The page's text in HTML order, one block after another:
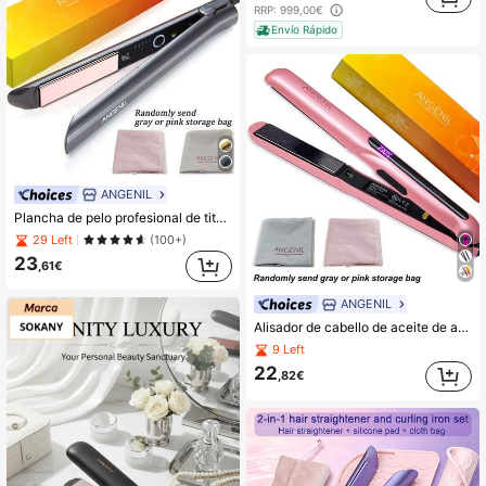
ANGENIL
Plancha de pelo profesional de titanio ANGENIL, alisador y rizador 2 en 1, apto para todo tipo de cabello, calentamiento rápido, plancha de viaje de 1 pulgada con voltaje dual y cable giratorio de 360°
29 Left (100+)
23,61€
RRP: 999,00€
Envío Rápido
ANGENIL
Alisador de cabello de aceite de argán marroquí para mujeres ANGENIL, plancha de pelo 2 en 1 alisadora y rizadora, plancha de pelo cerámica rosa profesional y portátil, pantalla LCD, calentamiento rápido, plancha de 1 pulgada, apta para todo tipo de cabello
9 Left
22,82€